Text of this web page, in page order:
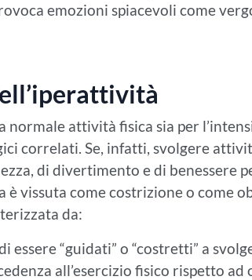
emozioni spiacevoli come
normale attività fisica sia per
correlati. Se, infatti, svolgere
di divertimento e di benessere
è vissuta come costrizione o come
da:
essere “guidati” o “costretti” a
all’esercizio fisico rispetto